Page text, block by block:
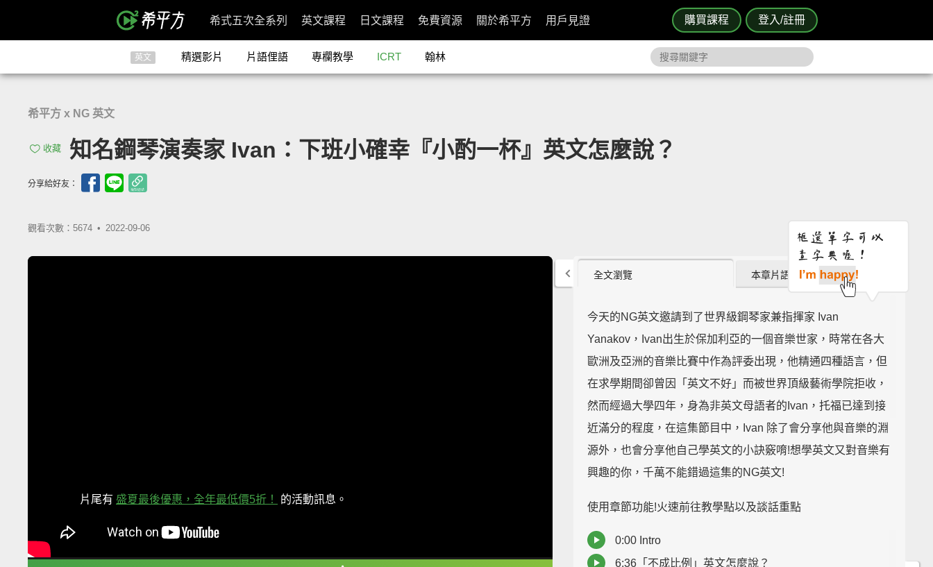
購買課程 登入/註冊
希式五次全系列 英文課程 日文課程 免費資源 關於希平方 用戶見證
英文 精選影片 片語俚語 專欄教學 ICRT 翰林
希平方 x NG 英文
收藏 知名鋼琴演奏家 Ivan：下班小確幸『小酌一杯』英文怎麼說？
分享給好友：
觀看次數：5674 • 2022-09-06
片尾有 盛夏最後優惠，全年最低價5折！ 的活動訊息。
全文瀏覽 本章片語 (0)
今天的NG英文邀請到了世界級鋼琴家兼指揮家 Ivan
Yanakov，Ivan出生於保加利亞的一個音樂世家，時常在各大
歐洲及亞洲的音樂比賽中作為評委出現，他精通四種語言，但
在求學期間卻曾因「英文不好」而被世界頂級藝術學院拒收，
然而經過大學四年，身為非英文母語者的Ivan，托福已達到接
近滿分的程度，在這集節目中，Ivan 除了會分享他與音樂的淵
源外，也會分享他自己學英文的小訣竅唷!想學英文又對音樂有
興趣的你，千萬不能錯過這集的NG英文!
使用章節功能!火速前往教學點以及談話重點
0:00 Intro
6:36「不成比例」英文怎麼說？